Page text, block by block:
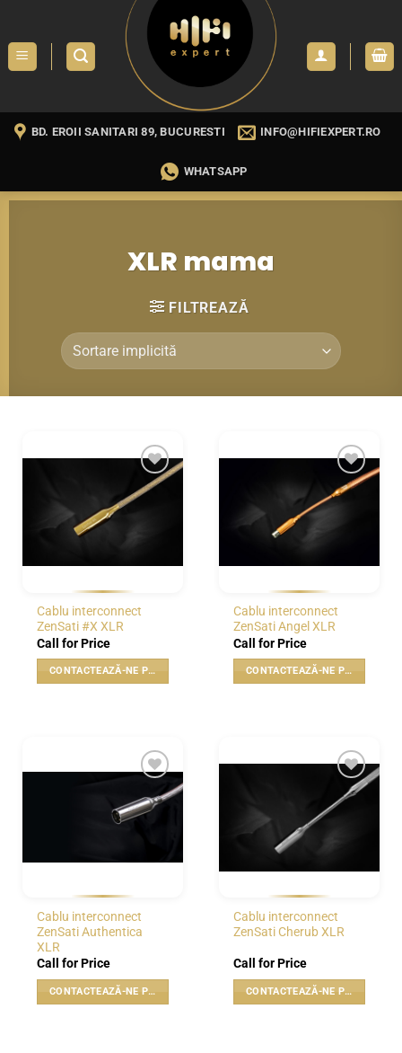
content
BD. EROII SANITARI 89, BUCURESTI INFO@HIFIEXPERT.RO
WHATSAPP
XLR mama
FILTREAZĂ
WISHLIST
Cablu interconnect
ZenSati #X XLR
Call for Price
CONTACTEAZĂ-NE PENTRU PREȚ
WISHLIST
Cablu interconnect
ZenSati Angel XLR
Call for Price
CONTACTEAZĂ-NE PENTRU PREȚ
WISHLIST
Cablu interconnect
ZenSati Authentica
XLR
Call for Price
CONTACTEAZĂ-NE PENTRU PREȚ
WISHLIST
Cablu interconnect
ZenSati Cherub XLR
Call for Price
CONTACTEAZĂ-NE PENTRU PREȚ